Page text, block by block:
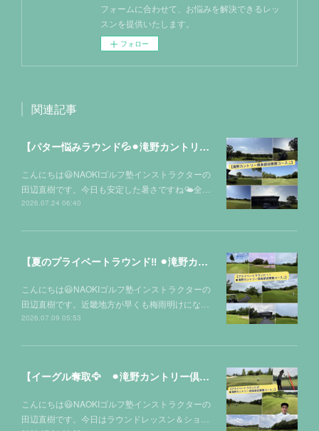
フォームに合わせて、お悩みを解決できるレッ
スンを提供いたします。
フォロー
関連記事
【パター悩みラウンド💦⚫︎滝野カントリー倶楽部迎賓館コース⛳️】
こんにちは😃NAOKIゴルフ塾インストラクターの
田辺直樹です。今日も安定した暑さですね🌤全…
2026.07.24 06:40
【夏のプライベートラウンド‼️ ⚫︎滝野カントリー倶楽部迎賓館コース⛳️】
こんにちは😃NAOKIゴルフ塾インストラクターの
田辺直樹です。近畿地方が早くも梅雨明けにな…
2026.07.09 05:53
【イーグル奪取🦅 ⚫︎滝野カントリー倶楽部迎賓館コース⛳️】
こんにちは😃NAOKIゴルフ塾インストラクターの
田辺直樹です。今日はラウンドレッスン＆ショ…